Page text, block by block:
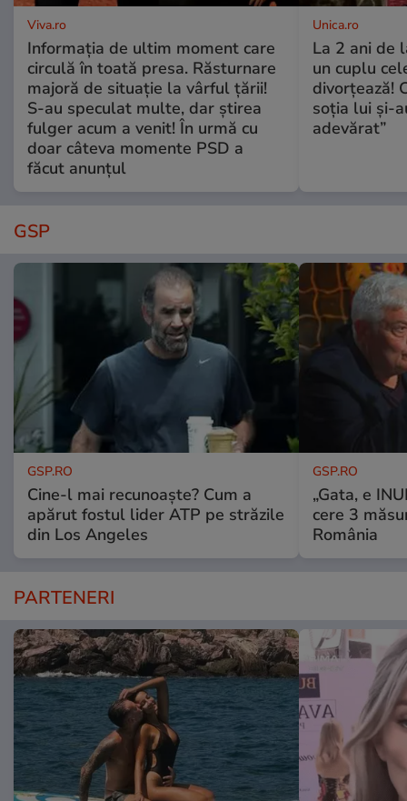
Viva.ro
Informația de ultim moment care
circulă în toată presa. Răsturnare
majoră de situație la vârful țării!
S-au speculat multe, dar știrea
fulger acum a venit! În urmă cu
doar câteva momente PSD a
făcut anunțul
Unica.ro
La 2 ani de
un cuplu
divorțează!
soția lui și-
adevărat”
GSP
GSP.RO
Cine-l mai recunoaște? Cum a
apărut fostul lider ATP pe străzile
din Los Angeles
GSP.RO
„Gata, e
cere 3
România
PARTENERI